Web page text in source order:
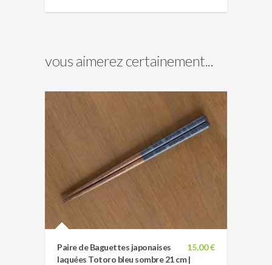
vous aimerez certainement...
15,00 €
Paire de Baguettes japonaises
laquées Totoro bleu sombre 21 cm |